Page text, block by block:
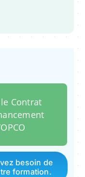
Contrat
besoin de
formation.